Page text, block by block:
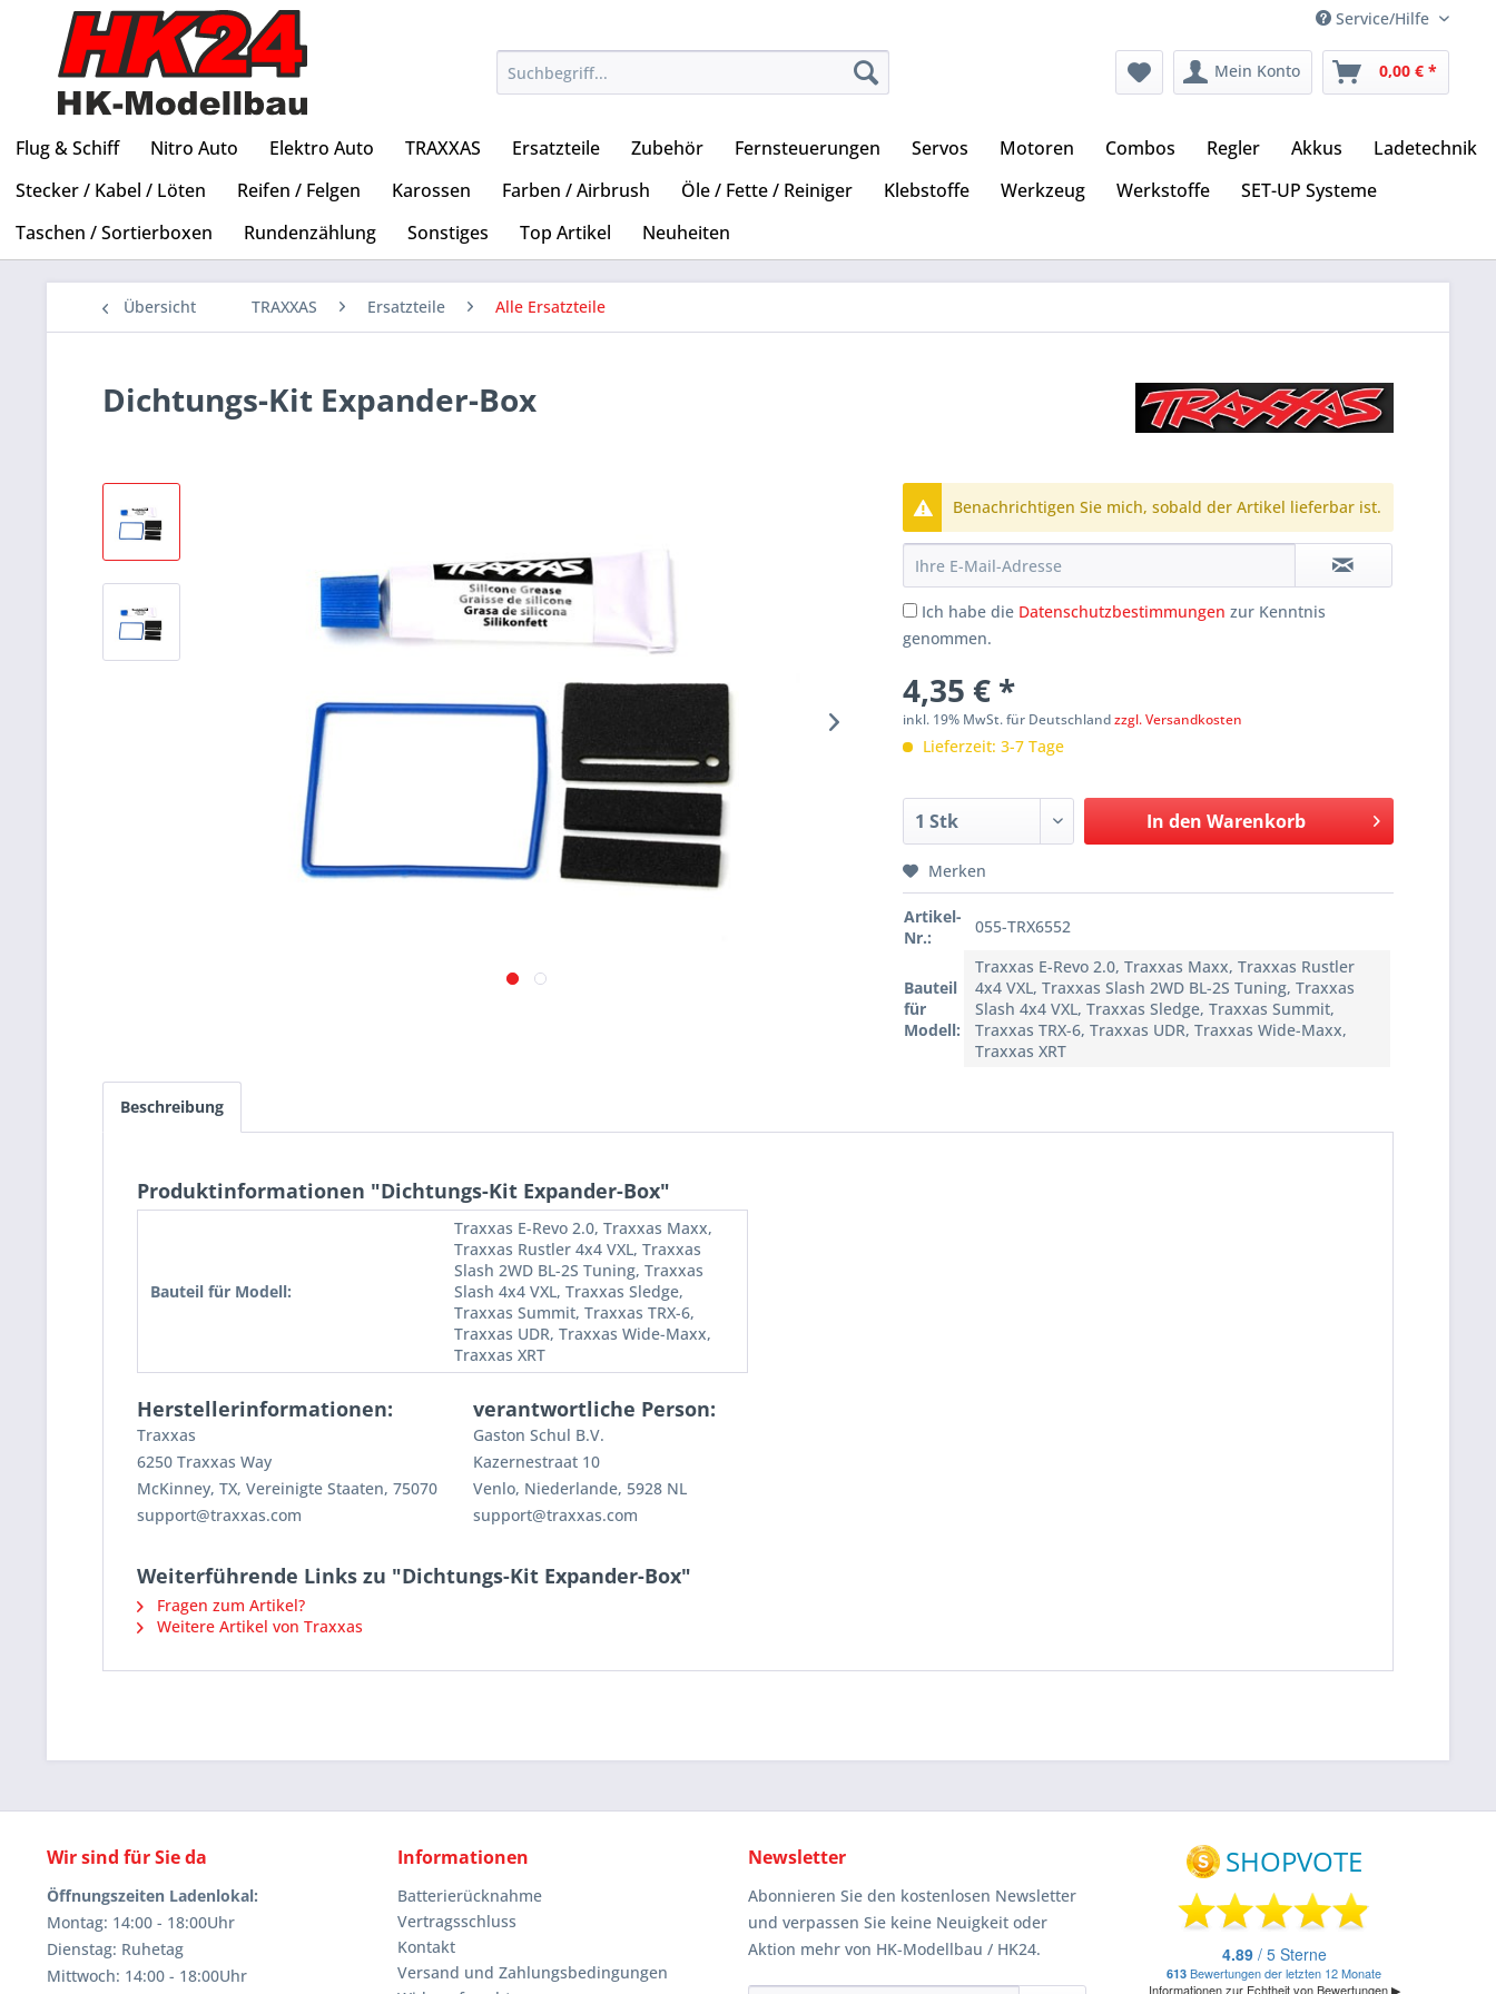
Service/Hilfe
Mein Konto 0,00 € *
Flug & Schiff Nitro Auto Elektro Auto TRAXXAS Ersatzteile Zubehör Fernsteuerungen Servos Motoren Combos Regler Akkus
Ladetechnik
Stecker / Kabel / Löten
Reifen / Felgen Karossen Farben / Airbrush Öle / Fette / Reiniger Klebstoffe Werkzeug Werkstoffe
SET-UP Systeme
Taschen / Sortierboxen
Rundenzählung Sonstiges Top Artikel Neuheiten
Übersicht TRAXXAS Ersatzteile Alle Ersatzteile
Dichtungs-Kit Expander-Box
Benachrichtigen Sie mich, sobald der Artikel lieferbar ist.
Ich habe die Datenschutzbestimmungen zur Kenntnis
genommen.
4,35 € *
inkl. 19% MwSt. für Deutschlandzzgl. Versandkosten
Lieferzeit: 3-7 Tage
In den Warenkorb
Merken
Artikel-
Nr.:
055-TRX6552
Bauteil
für
Modell:
Traxxas E-Revo 2.0, Traxxas Maxx, Traxxas Rustler
4x4 VXL, Traxxas Slash 2WD BL-2S Tuning, Traxxas
Slash 4x4 VXL, Traxxas Sledge, Traxxas Summit,
Traxxas TRX-6, Traxxas UDR, Traxxas Wide-Maxx,
Traxxas XRT
Beschreibung
Produktinformationen "Dichtungs-Kit Expander-Box"
Bauteil für Modell:
Traxxas E-Revo 2.0, Traxxas Maxx,
Traxxas Rustler 4x4 VXL, Traxxas
Slash 2WD BL-2S Tuning, Traxxas
Slash 4x4 VXL, Traxxas Sledge,
Traxxas Summit, Traxxas TRX-6,
Traxxas UDR, Traxxas Wide-Maxx,
Traxxas XRT
Herstellerinformationen:
Traxxas
6250 Traxxas Way
McKinney, TX, Vereinigte Staaten, 75070
support@traxxas.com
verantwortliche Person:
Gaston Schul B.V.
Kazernestraat 10
Venlo, Niederlande, 5928 NL
support@traxxas.com
Weiterführende Links zu "Dichtungs-Kit Expander-Box"
Fragen zum Artikel?
Weitere Artikel von Traxxas
Wir sind für Sie da
Öffnungszeiten Ladenlokal:
Montag: 14:00 - 18:00Uhr
Dienstag: Ruhetag
Mittwoch: 14:00 - 18:00Uhr
Informationen
Batterierücknahme
Vertragsschluss
Kontakt
Versand und Zahlungsbedingungen
Newsletter
Abonnieren Sie den kostenlosen Newsletter
und verpassen Sie keine Neuigkeit oder
Aktion mehr von HK-Modellbau / HK24.